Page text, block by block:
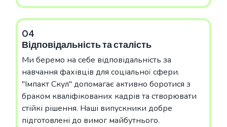
04
Відповідальність та сталість
Ми беремо на себе відповідальність за
навчання фахівців для соціальної сфери.
"Імпакт Скул" допомагає активно боротися з
браком кваліфікованих кадрів та створювати
стійкі рішення. Наші випускники добре
підготовлені до вимог майбутнього.